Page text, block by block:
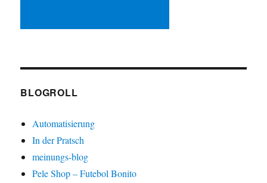
BLOGROLL
Automatisierung
In der Pratsch
meinungs-blog
Pele Shop – Futebol Bonito